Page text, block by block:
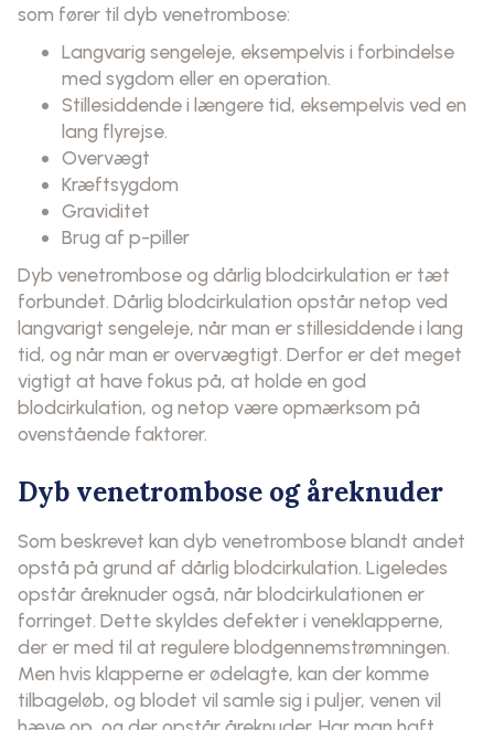
som fører til dyb venetrombose:
Langvarig sengeleje, eksempelvis i forbindelse
med sygdom eller en operation.
Stillesiddende i længere tid, eksempelvis ved en
lang flyrejse.
Overvægt
Kræftsygdom
Graviditet
Brug af p-piller
Dyb venetrombose og dårlig blodcirkulation er tæt
forbundet. Dårlig blodcirkulation opstår netop ved
langvarigt sengeleje, når man er stillesiddende i lang
tid, og når man er overvægtigt. Derfor er det meget
vigtigt at have fokus på, at holde en god
blodcirkulation, og netop være opmærksom på
ovenstående faktorer.
Dyb venetrombose og åreknuder
Som beskrevet kan dyb venetrombose blandt andet
opstå på grund af dårlig blodcirkulation. Ligeledes
opstår åreknuder også, når blodcirkulationen er
forringet. Dette skyldes defekter i veneklapperne,
der er med til at regulere blodgennemstrømningen.
Men hvis klapperne er ødelagte, kan der komme
tilbageløb, og blodet vil samle sig i puljer, venen vil